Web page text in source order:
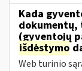
Kada
dokumentų,
(gyventojų
išdėstymo
Web turinio